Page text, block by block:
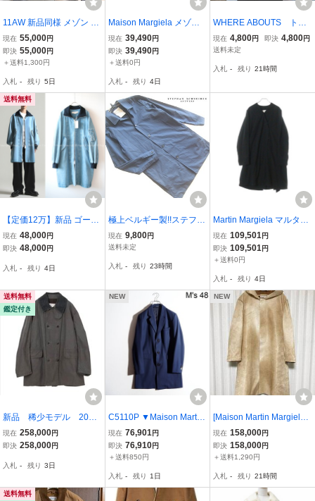
11AW 新品同様 メゾン マ
ルジェラ ハの字 ポケット
シングルコート バージン
ウール グレー 44 メンズ
現在 55,000円
即決 55,000円
＋送料1,300円
入札 - 残り 5日
Maison Margiela メゾン
マルジェラ 15AW Melton
Wool Chester Coat メル
トンウールチェスターコ
2
現在 39,490円
即決 39,490円
＋送料0円
入札 - 残り 4日
WHERE ABOUTS トレ
ンチコート
現在 4,800円 即決 4,800円
送料未定
入札 - 残り 21時間
送料無料
【定価12万】新品 ゴール
デングース リブニット オ
ーバーサイズ デニム コー
GOLDEN GOOSE DELU
現在 48,000円
即決 48,000円
入札 - 残り 4日
極上ベルギー製!!ステファ
ン シュナイダー STEPHA
N SCHNEIDER*美シルエ
ト 3 実寸M 紺 ネイビー ア
現在 9,800円
送料未定
入札 - 残り 23時間
Martin Margiela マルタン
マルジェラ 99SS Archive
ドール期 白タグ 平面デザ
イン ノーカラー ステンカ
現在 109,501円
即決 109,501円
＋送料0円
入札 - 残り 4日
送料無料
鑑定付き
新品 稀少モデル 2025
ss メゾンマルジェラ
フィールド カーコー
現在 258,000円
即決 258,000円
入札 - 残り 3日
NEW
C5110P ▼Maison Martin
Margiela 10 メゾンマルタ
ンマルジェラ▼ 14SS ウ
ール チェスターコート ネ
春秋 rb mks
現在 76,901 円
即決 76,910円
＋送料850円
入札 - 残り 1日
NEW
[Maison Martin Margiela
10] 14AW OVERSIZED U
NBORN CALF COAT オー
バーサイズ ハラコ レザー
ルタンマルジェラ
現在 158,000円
即決 158,000円
＋送料1,290円
入札 - 残り 21時間
送料無料